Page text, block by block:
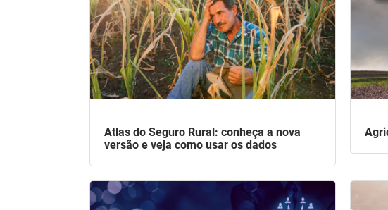
Atlas do Seguro Rural: conheça a nova
versão e veja como usar os dados